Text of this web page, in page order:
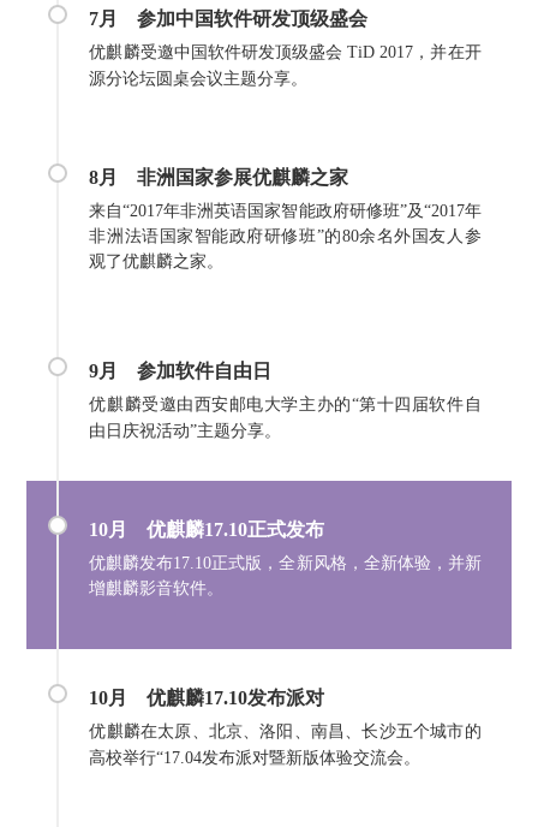
7月 参加中国软件研发顶级盛会
优麒麟受邀中国软件研发顶级盛会 TiD 2017，并在开
源分论坛圆桌会议主题分享。
8月 非洲国家参展优麒麟之家
来自“2017年非洲英语国家智能政府研修班”及“2017年
非洲法语国家智能政府研修班”的80余名外国友人参
观了优麒麟之家。
9月 参加软件自由日
优麒麟受邀由西安邮电大学主办的“第十四届软件自
由日庆祝活动”主题分享。
10月优麒麟17.10正式发布
优麒麟发布17.10正式版，全新风格，全新体验，并新
增麒麟影音软件。
10月 优麒麟17.10发布派对
优麒麟在太原、北京、洛阳、南昌、长沙五个城市的
高校举行“17.04发布派对暨新版体验交流会。